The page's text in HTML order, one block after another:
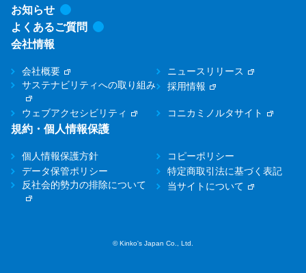
お知らせ
よくあるご質問
会社情報
会社概要
ニュースリリース
サステナビリティへの取り組み
採用情報
ウェブアクセシビリティ コニカミノルタサイト
規約・個人情報保護
個人情報保護方針
コピーポリシー
データ保管ポリシー
特定商取引法に基づく表記
反社会的勢力の排除について
当サイトについて
© Kinko's Japan Co., Ltd.